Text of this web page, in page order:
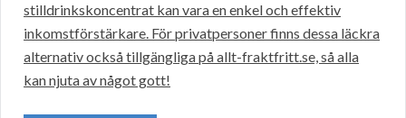
stilldrinkskoncentrat kan vara en enkel och effektiv
inkomstförstärkare. För privatpersoner finns dessa läckra
alternativ också tillgängliga på allt-fraktfritt.se, så alla
kan njuta av något gott!